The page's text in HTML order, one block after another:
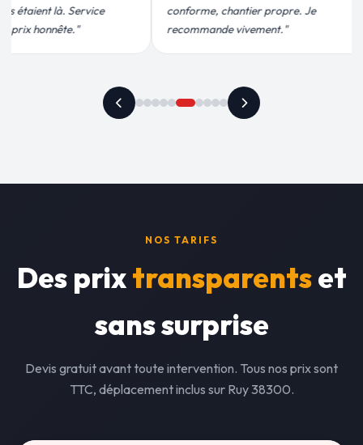
propre. Je
efficace. Fuite réparée en 30 min, prix
plus qu'honnête !"
NOS TARIFS
Des prixtransparentset
sans surprise
Devis gratuit avant toute intervention. Tous nos prix sont
TTC, déplacement inclus sur Ruy 38300.